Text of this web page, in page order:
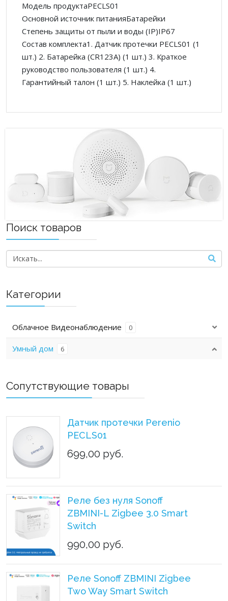
Модель продуктаPECLS01
Основной источник питанияБатарейки
Степень защиты от пыли и воды (IP)IP67
Состав комплекта1. Датчик протечки PECLS01 (1
шт.) 2. Батарейка (CR123A) (1 шт.) 3. Краткое
руководство пользователя (1 шт.) 4.
Гарантийный талон (1 шт.) 5. Наклейка (1 шт.)
Поиск товаров
Категории
Облачное Видеонаблюдение 0
Умный дом 6
Сопутствующие товары
Датчик протечки Perenio
PECLS01
699,00 руб.
Реле без нуля Sonoff
ZBMINI-L Zigbee 3.0 Smart
Switch
990,00 руб.
Реле Sonoff ZBMINI Zigbee
Two Way Smart Switch